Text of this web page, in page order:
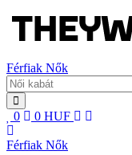
Férfiak Nők
0 0 HUF
Férfiak Nők